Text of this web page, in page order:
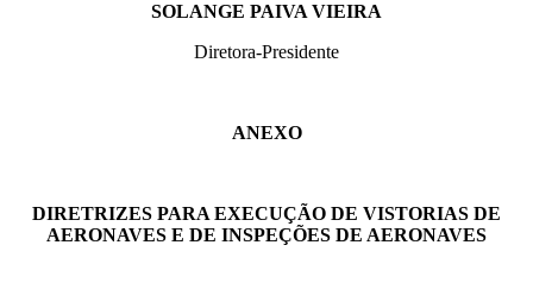
SOLANGE PAIVA VIEIRA
Diretora-Presidente
ANEXO
DIRETRIZES PARA EXECUÇÃO DE VISTORIAS DE
AERONAVES E DE INSPEÇÕES DE AERONAVES